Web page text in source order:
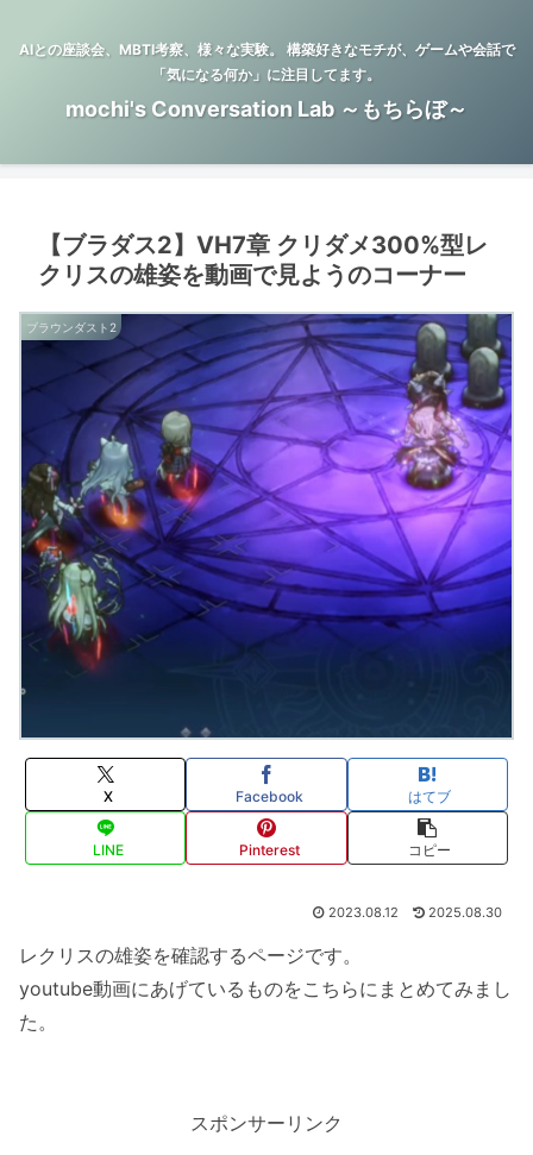
AIとの座談会、MBTI考察、様々な実験。 構築好きなモチが、ゲームや会話で
「気になる何か」に注目してます。
mochi's Conversation Lab ～もちらぼ～
【ブラダス2】VH7章 クリダメ300%型レ
クリスの雄姿を動画で見ようのコーナー
ブラウンダスト2
X Facebook はてブ
LINE Pinterest コピー
2023.08.12 2025.08.30
レクリスの雄姿を確認するページです。
youtube動画にあげているものをこちらにまとめてみまし
た。
スポンサーリンク